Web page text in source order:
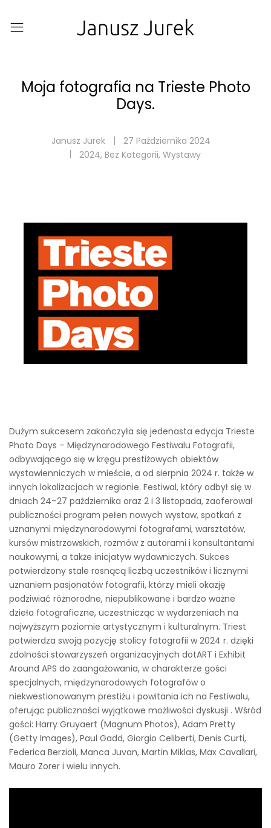
Moja fotografia na Trieste Photo
Days.
Janusz Jurek
27 Października 2024
2024, Bez Kategorii, Wystawy
Dużym sukcesem zakończyła się jedenasta edycja Trieste
Photo Days – Międzynarodowego Festiwalu Fotografii,
odbywającego się w kręgu prestiżowych obiektów
wystawienniczych w mieście, a od sierpnia 2024 r. także w
innych lokalizacjach w regionie. Festiwal, który odbył się w
dniach 24–27 października oraz 2 i 3 listopada, zaoferował
publiczności program pełen nowych wystaw, spotkań z
uznanymi międzynarodowymi fotografami, warsztatów,
kursów mistrzowskich, rozmów z autorami i konsultantami
naukowymi, a także inicjatyw wydawniczych. Sukces
potwierdzony stale rosnącą liczbą uczestników i licznymi
uznaniem pasjonatów fotografii, którzy mieli okazję
podziwiać różnorodne, niepublikowane i bardzo ważne
dzieła fotograficzne, uczestnicząc w wydarzeniach na
najwyższym poziomie artystycznym i kulturalnym. Triest
potwierdza swoją pozycję stolicy fotografii w 2024 r. dzięki
zdolności stowarzyszeń organizacyjnych dotART i Exhibit
Around APS do zaangażowania, w charakterze gości
specjalnych, międzynarodowych fotografów o
niekwestionowanym prestiżu i powitania ich na Festiwalu,
oferując publiczności wyjątkowe możliwości dyskusji . Wśród
gości: Harry Gruyaert (Magnum Photos), Adam Pretty
(Getty Images), Paul Gadd, Giorgio Celiberti, Denis Curti,
Federica Berzioli, Manca Juvan, Martin Miklas, Max Cavallari,
Mauro Zorer i wielu innych.